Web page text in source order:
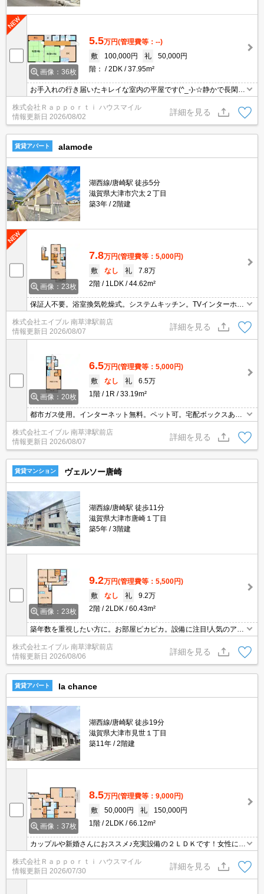
画像：36枚
5.5万円(管理費等：--)
敷
100,000円 礼
50,000円
階：
2DK 37.95m²
お手入れの行き届いたキレイな室内の平屋です(^_-)-☆静かで長閑な
住環境をお求めの方に最適(^^♪お車移動の単身さんやご家族にオス
スメです！
株式会社Ｒａｐｐｏｒｔｉ ハウスマイル
情報更新日 2026/08/02
詳細を見る
賃貸アパート alamode
湖西線/唐崎駅 徒歩5分
滋賀県大津市穴太２丁目
築3年
2階建
画像：23枚
7.8万円(管理費等：5,000円)
敷
なし 礼
7.8万
2階
1LDK 44.62m²
保証人不要。浴室換気乾燥式。システムキッチン。TVインターホン
付き。ウォークインクローゼット付き。温水洗浄便座付き。対面式
キッチンをお好みの方に。TVモニターホンで安心生活を!。
株式会社エイブル 南草津駅前店
情報更新日 2026/08/07
詳細を見る
画像：20枚
6.5万円(管理費等：5,000円)
敷
なし 礼
6.5万
1階
1R 33.19m²
都市ガス使用。インターネット無料。ペット可。宅配ボックスあ
り。ペアガラス仕様。室内物干しあり。シャッター式雨戸付き。TV
インターホン付き。浴室乾燥機付。ウォークインクローゼット付
き。
株式会社エイブル 南草津駅前店
情報更新日 2026/08/07
詳細を見る
賃貸マンション ヴェルソー唐崎
湖西線/唐崎駅 徒歩11分
滋賀県大津市唐崎１丁目
築5年
3階建
画像：23枚
9.2万円(管理費等：5,500円)
敷
なし 礼
9.2万
2階
2LDK 60.43m²
築年数を重視したい方に。お部屋ピカピカ。設備に注目!人気のアイ
テムせいぞろい。防犯カメラついてます。オートロック。宅配ボッ
クスあり。浴室乾燥機付。追い焚き機能付きバス。
株式会社エイブル 南草津駅前店
情報更新日 2026/08/06
詳細を見る
賃貸アパート la chance
湖西線/唐崎駅 徒歩19分
滋賀県大津市見世１丁目
築11年
2階建
画像：37枚
8.5万円(管理費等：9,000円)
敷
50,000円 礼
150,000円
1階
2LDK 66.12m²
カップルや新婚さんにおススメ♪充実設備の２ＬＤＫです！女性に嬉
しいワイド洗面化粧台付き(≧▽≦)1坪タイプのバスルームは追い焚
き・浴室乾燥機付き！更に嬉しくお得なインターネット無料！新婚
さんもどうぞ♪
株式会社Ｒａｐｐｏｒｔｉ ハウスマイル
情報更新日 2026/07/30
詳細を見る